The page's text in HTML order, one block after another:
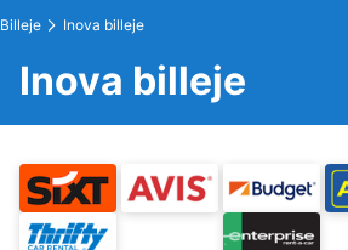
Billeje Inova billeje
Inova billeje